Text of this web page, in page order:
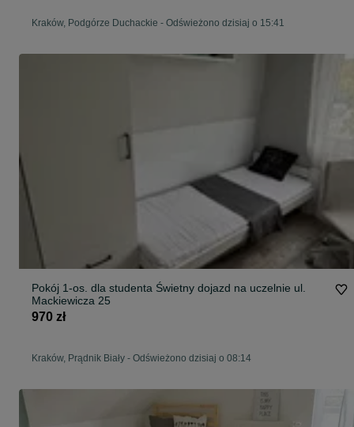
Kraków, Podgórze Duchackie - Odświeżono dzisiaj o 15:41
Pokój 1-os. dla studenta Świetny dojazd na uczelnie ul.
Mackiewicza 25
970 zł
Kraków, Prądnik Biały - Odświeżono dzisiaj o 08:14